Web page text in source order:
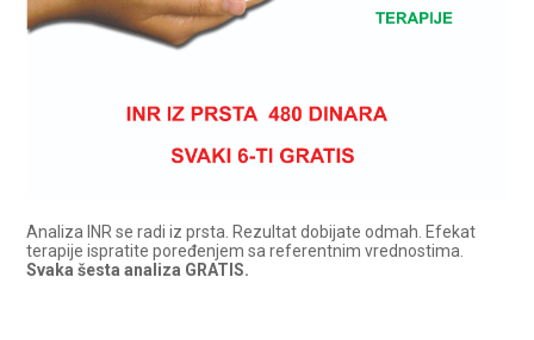
Analiza INR se radi iz prsta. Rezultat dobijate odmah. Efekat
terapije ispratite poređenjem sa referentnim vrednostima.
Svaka šesta analiza GRATIS.